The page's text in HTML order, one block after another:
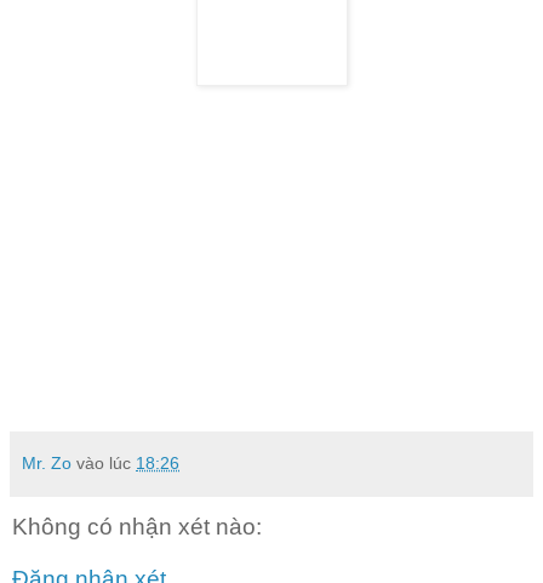
Mr. Zo vào lúc 18:26
Không có nhận xét nào: